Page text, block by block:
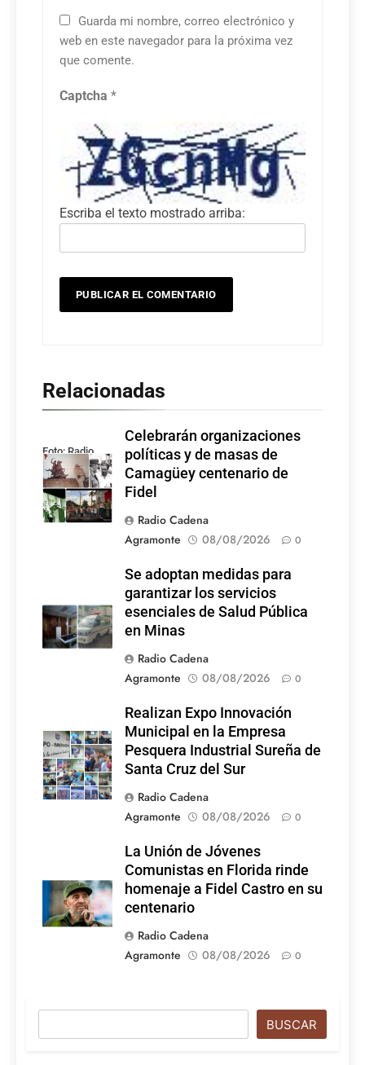
Guarda mi nombre, correo electrónico y
web en este navegador para la próxima vez
que comente.
Captcha *
Escriba el texto mostrado arriba:
Relacionadas
Foto: Radio
Rebelde
Celebrarán organizaciones
políticas y de masas de
Camagüey centenario de
Fidel
Radio Cadena
Agramonte
08/08/2026 0
Se adoptan medidas para
garantizar los servicios
esenciales de Salud Pública
en Minas
Radio Cadena
Agramonte
08/08/2026 0
Realizan Expo Innovación
Municipal en la Empresa
Pesquera Industrial Sureña de
Santa Cruz del Sur
Radio Cadena
Agramonte
08/08/2026 0
La Unión de Jóvenes
Comunistas en Florida rinde
homenaje a Fidel Castro en su
centenario
Radio Cadena
Agramonte
08/08/2026 0
BUSCAR